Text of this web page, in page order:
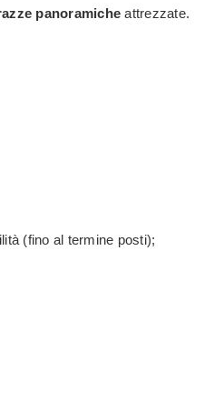
panoramiche attrezzate.
(fino al termine posti);